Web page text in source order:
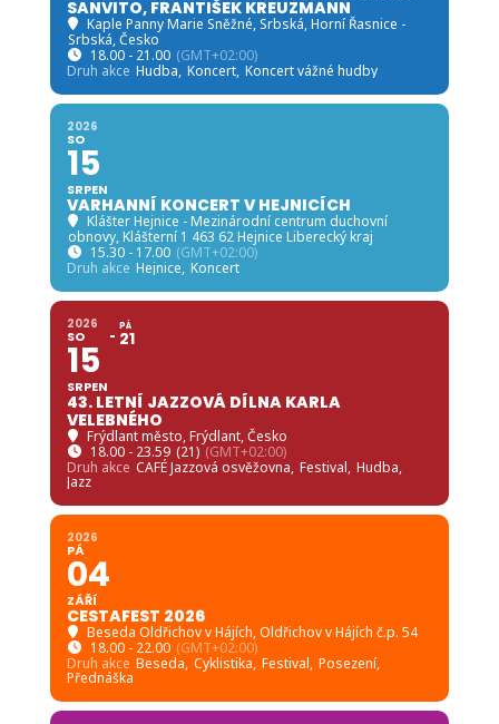
SANVITO, FRANTIŠEK KREUZMANN
Kaple Panny Marie Sněžné, Srbská, Horní Řasnice -
Srbská, Česko
18.00 - 21.00 (GMT+02:00)
Druh akce Hudba, Koncert, Koncert vážné hudby
2026
SO
15
SRPEN
VARHANNÍ KONCERT V HEJNICÍCH
Klášter Hejnice - Mezinárodní centrum duchovní
obnovy, Klášterní 1 463 62 Hejnice Liberecký kraj
15.30 - 17.00 (GMT+02:00)
Druh akce Hejnice, Koncert
2026
SO
15
SRPEN
PÁ
21
43. LETNÍ JAZZOVÁ DÍLNA KARLA
VELEBNÉHO
Frýdlant město, Frýdlant, Česko
18.00 - 23.59 (21) (GMT+02:00)
Druh akce CAFÉ Jazzová osvěžovna, Festival, Hudba,
Jazz
2026
PÁ
04
ZÁŘÍ
CESTAFEST 2026
Beseda Oldřichov v Hájích, Oldřichov v Hájích č.p. 54
18.00 - 22.00 (GMT+02:00)
Druh akce Beseda, Cyklistika, Festival, Posezení,
Přednáška